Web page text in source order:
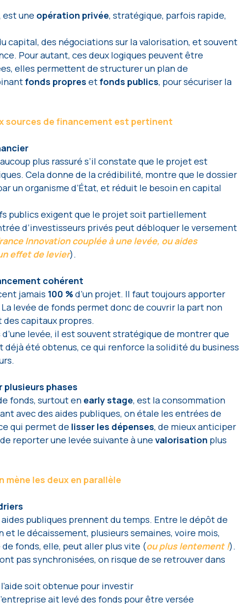
est une opération privée, stratégique, parfois rapide,
capital, des négociations sur la valorisation, et souvent
Pour autant, ces deux logiques peuvent être
elles permettent de structurer un plan de
fonds propres et fonds publics, pour sécuriser la
sources de financement est pertinent
plus rassuré s’il constate que le projet est
Cela donne de la crédibilité, montre que le dossier
un organisme d’État, et réduit le besoin en capital
publics exigent que le projet soit partiellement
d’investisseurs privés peut débloquer le versement
Innovation couplée à une levée, ou aides
effet de levier).
cohérent
jamais 100 % d’un projet. Il faut toujours apporter
levée de fonds permet donc de couvrir la part non
capitaux propres.
d’une levée, il est souvent stratégique de montrer que
été obtenus, ce qui renforce la solidité du business
plusieurs phases
fonds, surtout en early stage, est la consommation
avec des aides publiques, on étale les entrées de
qui permet de lisser les dépenses, de mieux anticiper
reporter une levée suivante à une valorisation plus
mène les deux en parallèle
aides publiques prennent du temps. Entre le dépôt de
et le décaissement, plusieurs semaines, voire mois,
de fonds, elle, peut aller plus vite (ou plus lentement !).
pas synchronisées, on risque de se retrouver dans
soit obtenue pour investir
ait levé des fonds pour être versée